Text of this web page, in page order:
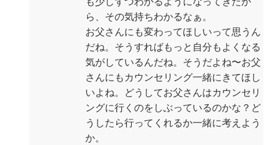
ら、その気持ちわかるなぁ。
お父さんにも変わってほしいって思うん
だね。そうすればもっと自分もよくなる
気がしているんだね。そうだよね〜お父
さんにもカウンセリング一緒にきてほし
いよね。どうしてお父さんはカウンセリ
ングに行くのをしぶっているのかな？ど
うしたら行ってくれるか一緒に考えよう
か。